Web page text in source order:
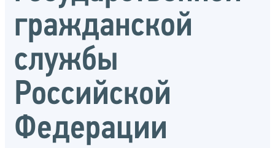
гражданской
службы
Российской
Федерации